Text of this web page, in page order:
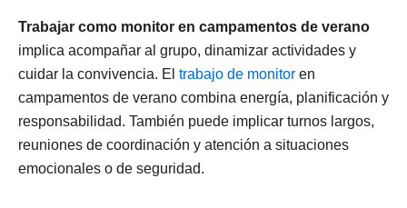
Trabajar como monitor en campamentos de verano
implica acompañar al grupo, dinamizar actividades y
cuidar la convivencia. El trabajo de monitor en
campamentos de verano combina energía, planificación y
responsabilidad. También puede implicar turnos largos,
reuniones de coordinación y atención a situaciones
emocionales o de seguridad.